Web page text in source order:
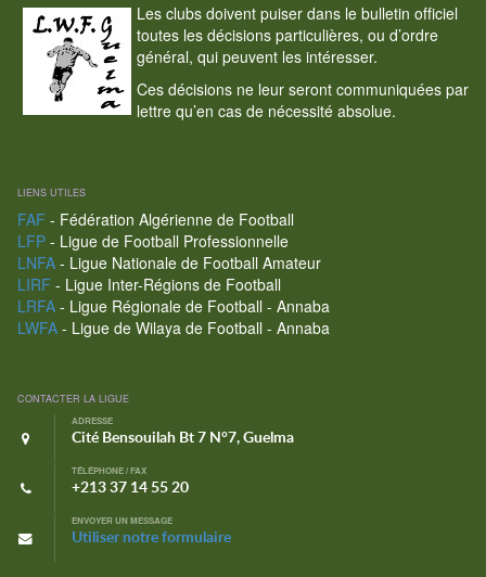
Les clubs doivent puiser dans le bulletin officiel
toutes les décisions particulières, ou d’ordre
général, qui peuvent les intéresser.
Ces décisions ne leur seront communiquées par
lettre qu’en cas de nécessité absolue.
LIENS UTILES
FAF - Fédération Algérienne de Football
LFP- Ligue de Football Professionnelle
LNFA- Ligue Nationale de Football Amateur
LIRF - Ligue Inter-Régions de Football
LRFA- Ligue Régionale de Football - Annaba
LWFA- Ligue de Wilaya de Football - Annaba
CONTACTER LA LIGUE
ADRESSE
Cité Bensouilah Bt 7 N°7, Guelma
TÉLÉPHONE / FAX
+213 37 14 55 20
ENVOYER UN MESSAGE
Utiliser notre formulaire